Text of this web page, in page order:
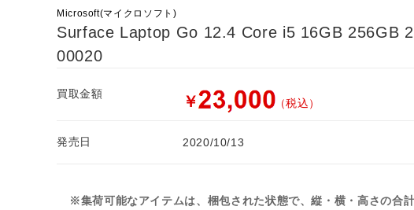
Microsoft(マイクロソフト)
Surface Laptop Go 12.4 Core i5 16GB 256GB
00020
買取金額 ￥ （税込）
発売日 2020/10/13
※集荷可能なアイテムは、梱包された状態で、縦・横・高さの合